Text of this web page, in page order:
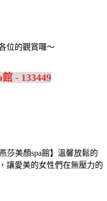
位的觀賞囉～
- 133449
莎美顏spa館】溫馨放鬆的
讓愛美的女性們在無壓力的